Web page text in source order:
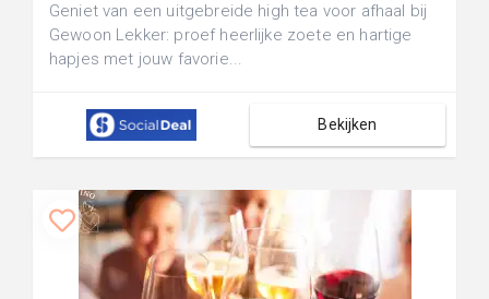
Geniet van een uitgebreide high tea voor afhaal bij
Gewoon Lekker: proef heerlijke zoete en hartige
hapjes met jouw favorie...
Bekijken